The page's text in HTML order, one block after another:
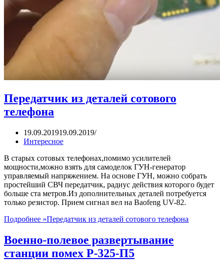
Передатчик из деталей сотового
телефона
19.09.201919.09.2019
Интересное
В старых сотовых телефонах,помимо усилителей
мощности,можно взять для самоделок ГУН-генератор
управляемый напряжением. На основе ГУН, можно собрать
простейший СВЧ передатчик, радиус действия которого будет
больше ста метров.Из дополнительных деталей потребуется
только резистор. Прием сигнал вел на Baofeng UV-82.
Подробнее »Передатчик из деталей сотового телефона
Военно-полевое развертывание
станции помех Р-325-П5